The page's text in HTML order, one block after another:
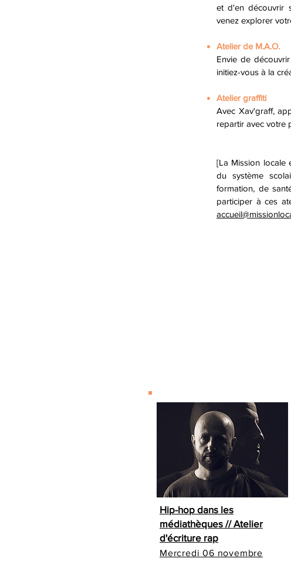
et d'en découvrir
venez explorer
Atelier de M.A.O.
Envie de
initiez-vous à la
Atelier graffiti
Avec Xav'graff,
repartir avec votre
[La Mission locale
du système
formation, de
participer à ces
Hip-hop dans les
médiathèques // Atelier
d'écriture rap
Mercredi 06 novembre